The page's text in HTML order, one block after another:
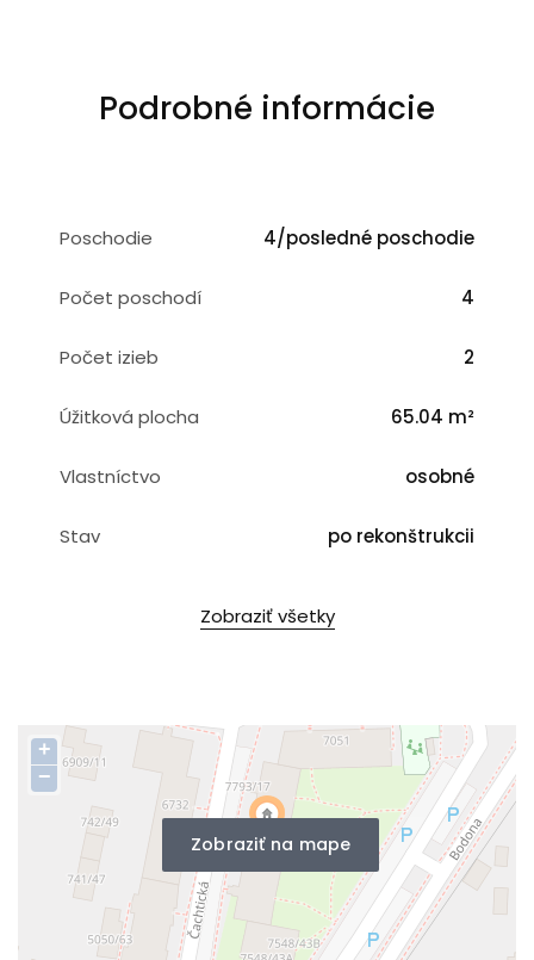
Podrobné informácie
Poschodie 4/posledné poschodie
Počet poschodí 4
Počet izieb 2
Úžitková plocha 65.04 m²
Vlastníctvo osobné
Stav po rekonštrukcii
Zobraziť všetky
Zobraziť na mape
+
−